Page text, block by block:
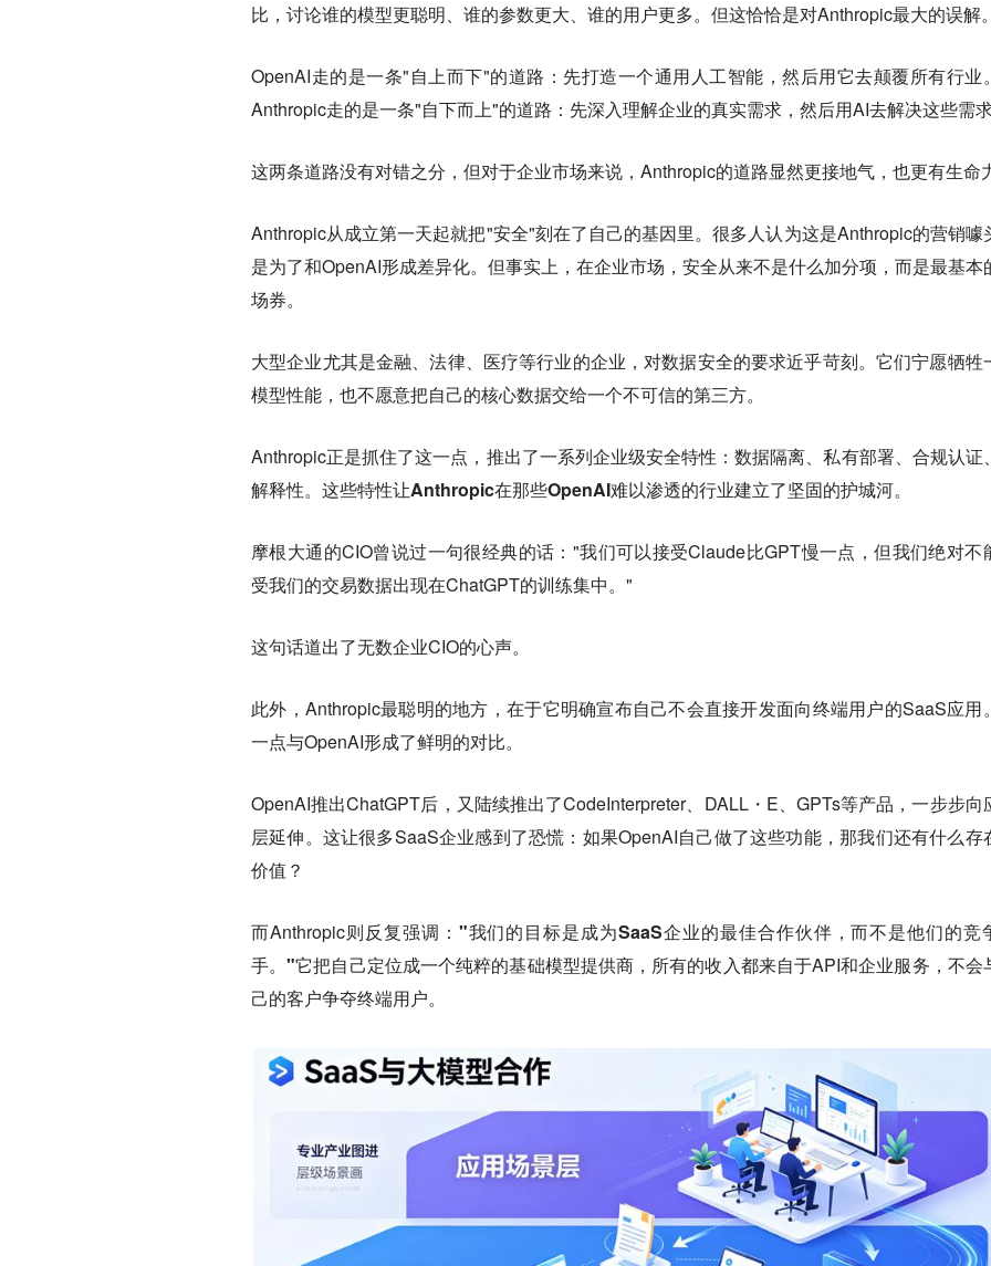
比，讨论谁的模型更聪明、谁的参数更大、谁的用户更多。但这恰恰是对Anthropic最大的误解。
OpenAI走的是一条"自上而下"的道路：先打造一个通用人工智能，然后用它去颠覆所有行业
Anthropic走的是一条"自下而上"的道路：先深入理解企业的真实需求，然后用AI去解决这些需求
这两条道路没有对错之分，但对于企业市场来说，Anthropic的道路显然更接地气，也更有生命
Anthropic从成立第一天起就把"安全"刻在了自己的基因里。很多人认为这是Anthropic的营销噱
是为了和OpenAI形成差异化。但事实上，在企业市场，安全从来不是什么加分项，而是最基本
场券。
大型企业尤其是金融、法律、医疗等行业的企业，对数据安全的要求近乎苛刻。 它们宁愿牺牲
模型性能，也不愿意把自己的核心数据交给一个不可信的第三方。
Anthropic正是抓住了这一点，推出了一系列企业级安全特性：数据隔离、私有部署、合规认证
解释性。 这些特性让Anthropic在那些OpenAI难以渗透的行业建立了坚固的护城河。
摩根大通的CIO曾说过一句很经典的话："我们可以接受Claude比GPT慢一点，但我们绝对不
受我们的交易数据出现在ChatGPT的训练集中。"
这句话道出了无数企业CIO的心声。
此外，Anthropic最聪明的地方，在于它明确宣布自己不会直接开发面向终端用户的SaaS应用
一点与OpenAI形成了鲜明的对比。
OpenAI推出ChatGPT后，又陆续推出了CodeInterpreter、DALL・E、GPTs等产品，一步步向
层延伸。这让很多SaaS企业感到了恐慌：如果OpenAI自己做了这些功能，那我们还有什么存
价值？
而Anthropic则反复强调： "我们的目标是成为SaaS企业的最佳合作伙伴，而不是他们的竞
手。"它把自己定位成一个纯粹的基础模型提供商，所有的收入都来自于API和企业服务，不会
己的客户争夺终端用户。